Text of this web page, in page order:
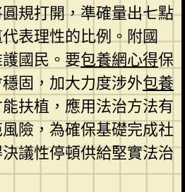
規打開，準確量出七點
表理性的比例。附國
國民。要包養網心得保
固，加大力度涉外包養
扶植，應用法治方法有
險，為確保基礎完成社
議性停頓供給堅實法治